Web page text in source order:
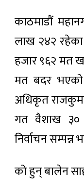
काठमाडौं
लाख २४२ रहेका
हजार ९६२ मत
मत बदर भएको
अधिकृत
गत वैशाख ३०
निर्वाचन सम्पन्न
को हुन् बालेन